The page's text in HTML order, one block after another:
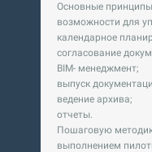
Основные
возможности для
календарное
согласование
BIM- менеджмент;
выпуск
ведение архива;
отчеты.
Пошаговую
выполнением